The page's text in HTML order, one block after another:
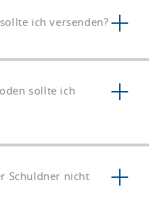
ich versenden?
sollte ich
Schuldner nicht